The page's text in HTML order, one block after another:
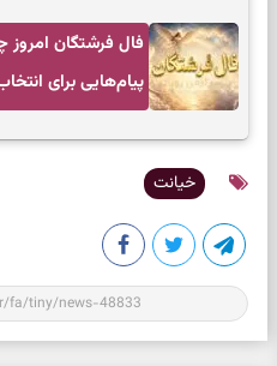
پیام‌هایی برای
خیانت